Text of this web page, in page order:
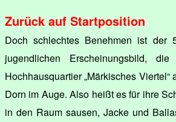
Zurück auf Startposition
Doch schlechtes Benehmen ist der
jugendlichen Erscheinungsbild,
Hochhausquartier „Märkisches Viertel“
Dorn im Auge. Also heißt es für ihre
in den Raum sausen, Jacke und